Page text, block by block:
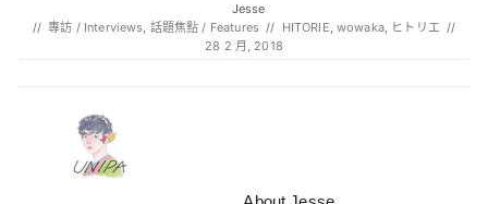
Jesse
// 專訪 / Interviews, 話題焦點 / Features // HITORIE, wowaka, ヒトリエ //
28 2 月, 2018